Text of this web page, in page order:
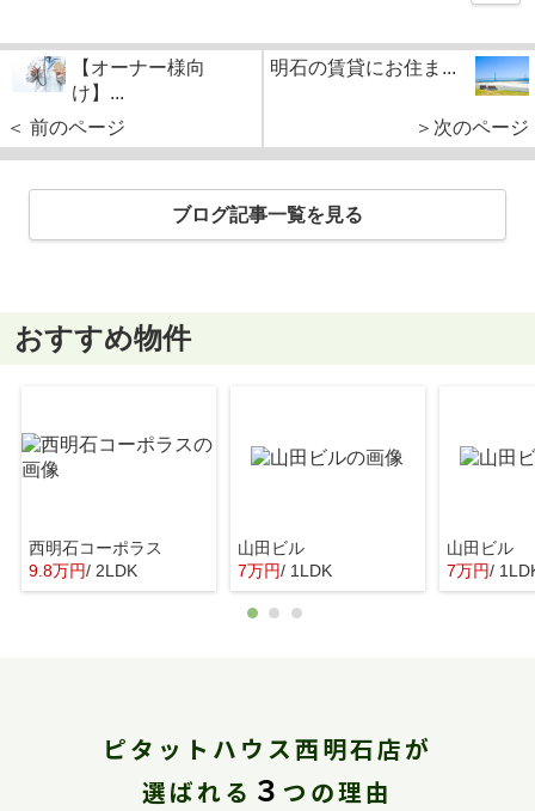
【オーナー様向
け】...
＜ 前のページ
明石の賃貸にお住ま...
＞次のページ
ブログ記事一覧を見る
おすすめ物件
西明石コーポラス
9.8万円/ 2LDK
山田ビル
7万円/ 1LDK
山田ビル
7万円/
ピタットハウス西明石店が
選ばれる ３ つの理由